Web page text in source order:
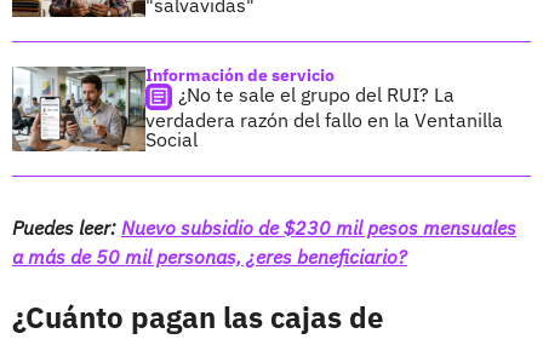
Información de servicio
¿No te sale el grupo del RUI? La
verdadera razón del fallo en la Ventanilla
Social
Puedes leer: Nuevo subsidio de $230 mil pesos mensuales
a más de 50 mil personas, ¿eres beneficiario?
¿Cuánto pagan las cajas de